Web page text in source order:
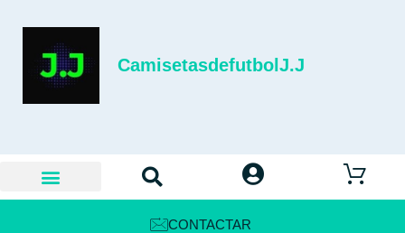
CamisetasdefutbolJ.J
CONTACTAR